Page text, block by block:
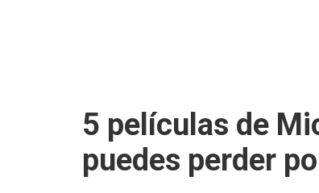
5 películas de
puedes perder